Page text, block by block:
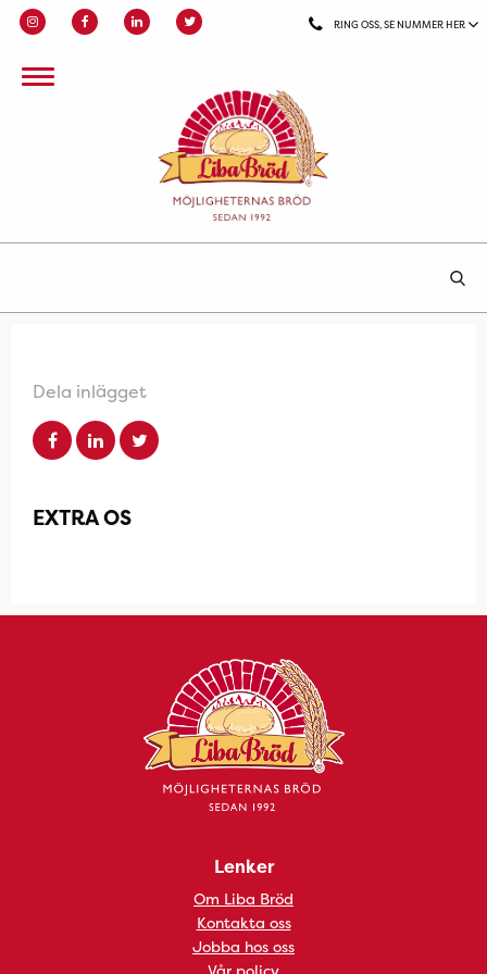
RING OSS, SE NUMMER HER
Dela inlägget
EXTRA OS
Lenker
Om Liba Bröd
Kontakta oss
Jobba hos oss